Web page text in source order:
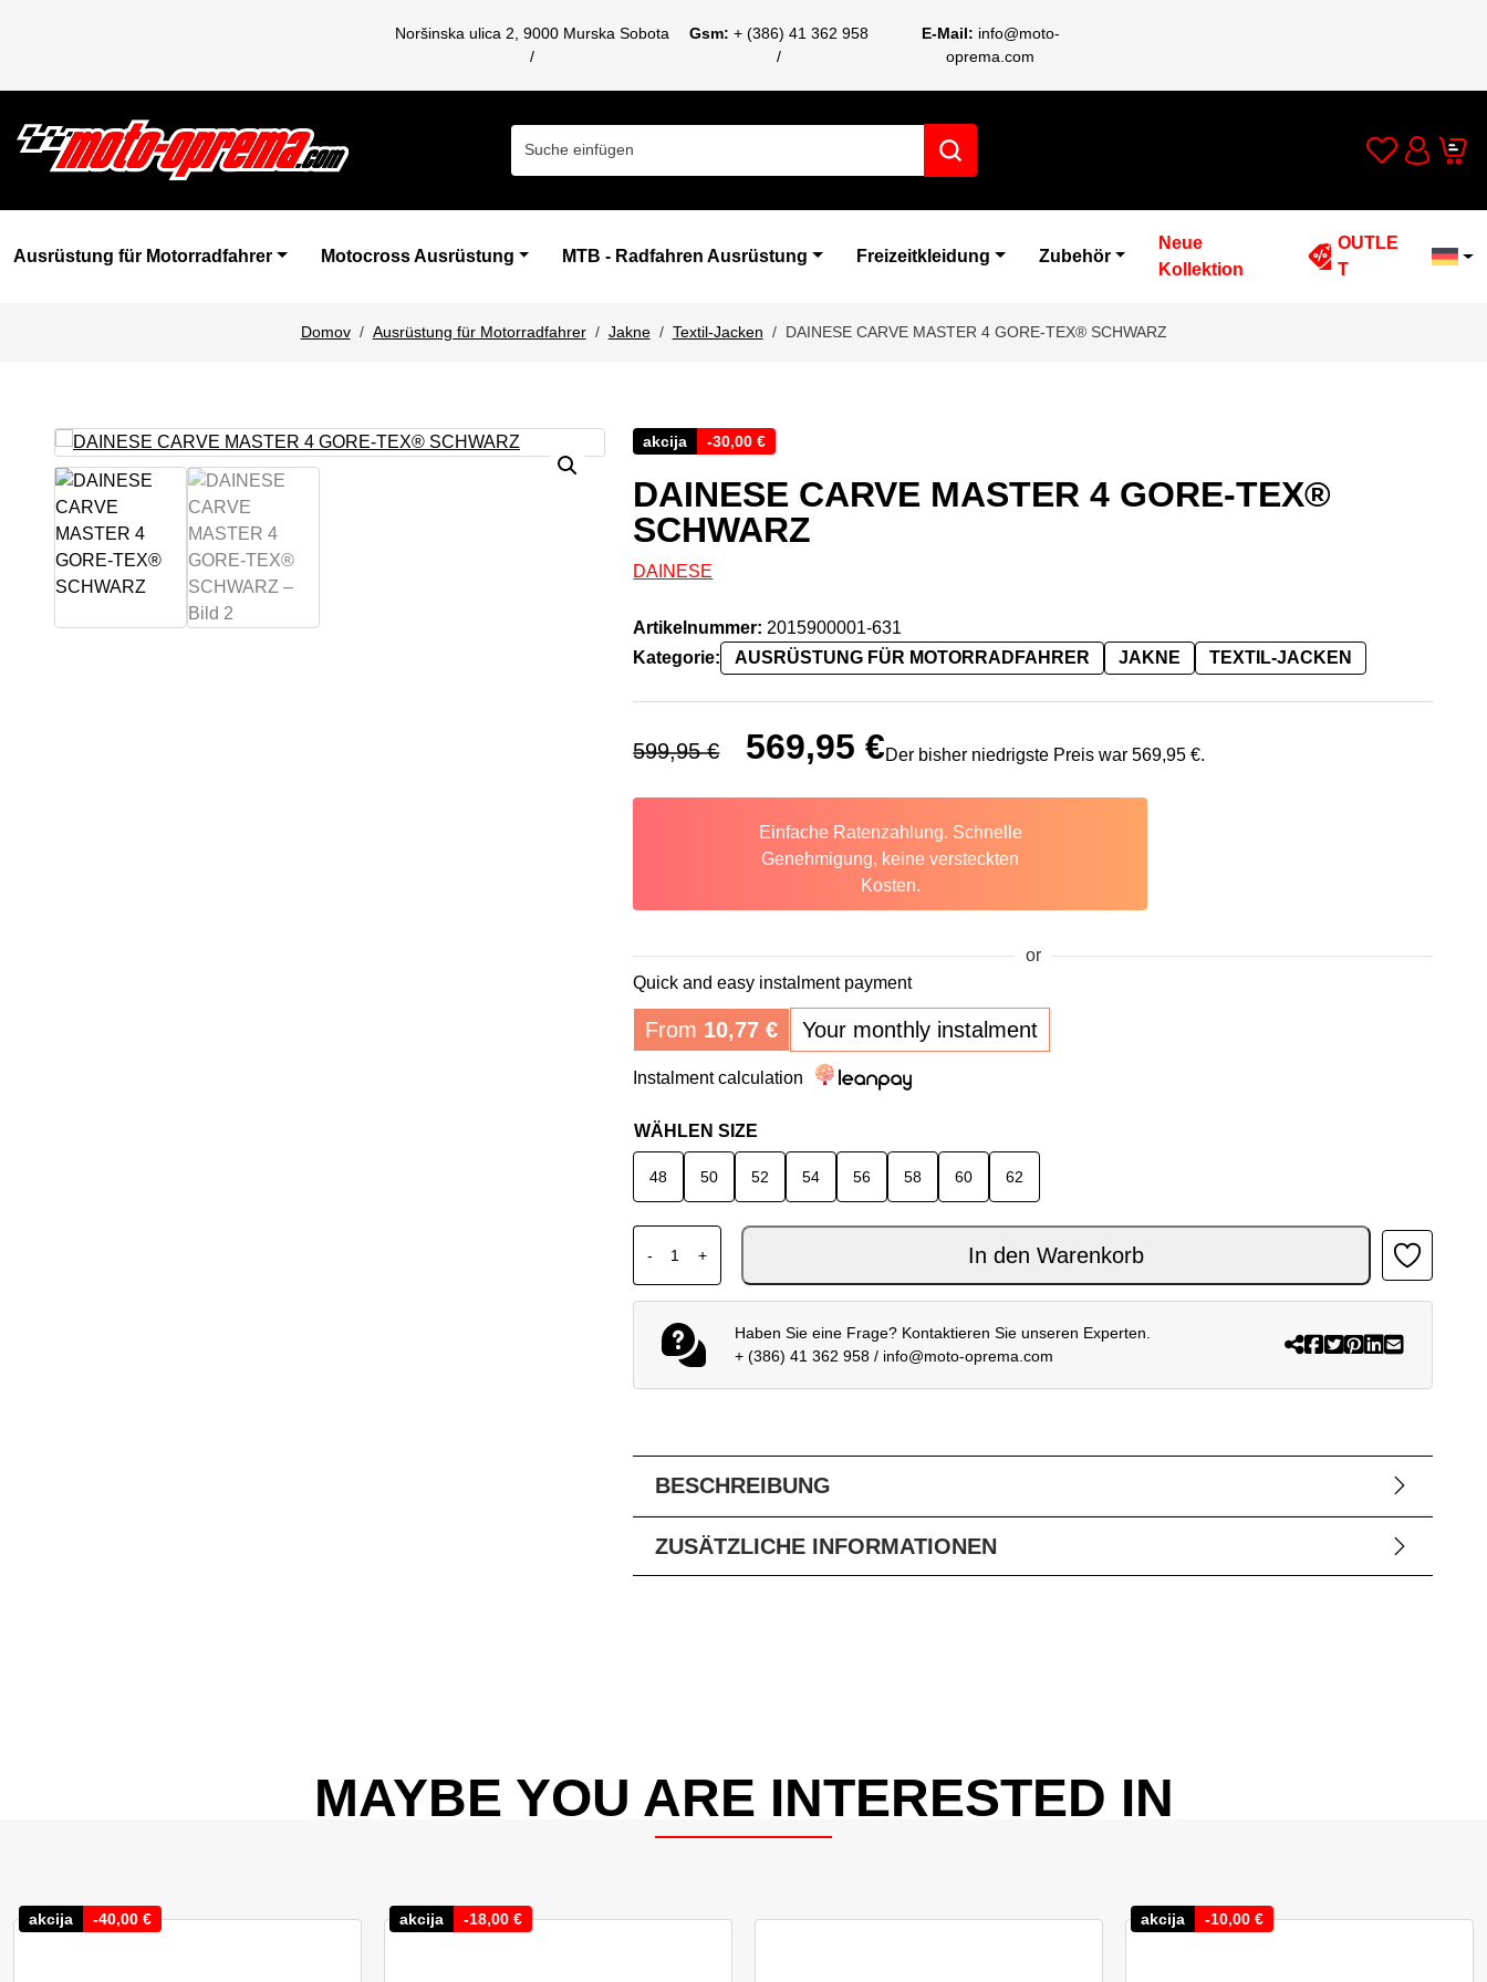
Noršinska ulica 2, 9000 Murska Sobota Gsm: + (386) 41 362 958 E-Mail: info@moto-
oprema.com
Wishlist
Cart
Ausrüstung für Motorradfahrer Motocross Ausrüstung MTB - Radfahren Ausrüstung Freizeitkleidung Zubehör
Neue
Kollektion
OUTLE
T
Domov Ausrüstung für Motorradfahrer Jakne Textil-Jacken DAINESE CARVE MASTER 4 GORE-TEX® SCHWARZ
akcija -30,00€
DAINESE CARVE MASTER 4 GORE-TEX®
SCHWARZ
DAINESE
Artikelnummer: 2015900001-631
Kategorie:
AUSRÜSTUNG FÜR MOTORRADFAHRER JAKNE TEXTIL-JACKEN
599,95€
Ursprünglicher Preis war: 599,95 €
569,95€Der bisher niedrigste Preis war569,95€.
Einfache Ratenzahlung. Schnelle
Genehmigung, keine versteckten
Kosten.
or
Quick and easy instalment payment
From 10,77€ Your monthly instalment
Instalment calculation
WÄHLEN SIZE
48 50 52 54 56 58 60 62
-
DAINESE CARVE MASTER 4 GORE-TEX® SCHWARZ Menge
+ In den Warenkorb
Haben Sie eine Frage? Kontaktieren Sie unseren Experten.
+ (386) 41 362 958 / info@moto-oprema.com
BESCHREIBUNG
ZUSÄTZLICHE INFORMATIONEN
MAYBE YOU ARE INTERESTED IN
akcija -40,00 € akcija -18,00 € akcija -10,00 €